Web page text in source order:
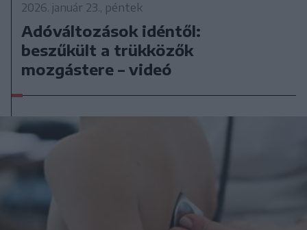
2026. január 23., péntek
Adóváltozások idéntől:
beszűkült a trükközők
mozgástere – videó